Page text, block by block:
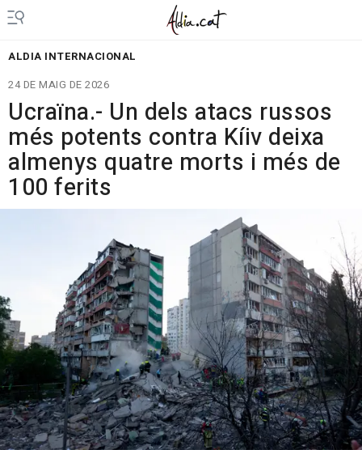
ALDIA INTERNACIONAL
24 DE MAIG DE 2026
Ucraïna.- Un dels atacs russos
més potents contra Kíiv deixa
almenys quatre morts i més de
100 ferits